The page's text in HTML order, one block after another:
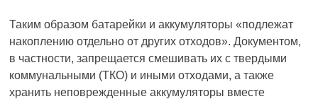
Таким образом батарейки и аккумуляторы «подлежат
накоплению отдельно от других отходов». Документом,
в частности, запрещается смешивать их с твердыми
коммунальными (ТКО) и иными отходами, а также
хранить неповрежденные аккумуляторы вместе